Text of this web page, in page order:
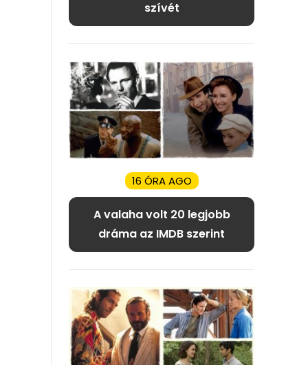
szívét
16 ÓRA AGO
A valaha volt 20 legjobb
dráma az IMDB szerint